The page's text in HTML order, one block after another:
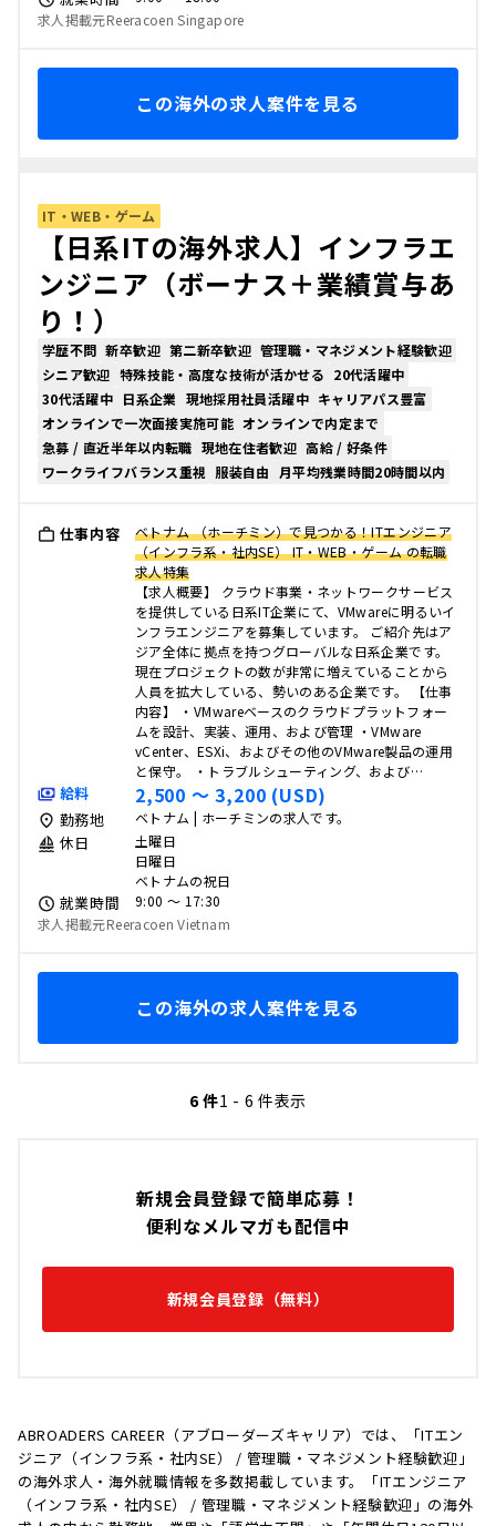
新規会員登録で簡単応募！
便利なメルマガも配信中
新規会員登録（無料）
ABROADERS CAREER（アブローダーズキャリア）では、「ITエン
ジニア（インフラ系・社内SE） / 管理職・マネジメント経験歓迎」
の海外求人・海外就職情報を多数掲載しています。「ITエンジニア
（インフラ系・社内SE） / 管理職・マネジメント経験歓迎」の海外
求人掲載元Reeracoen Singapore
この海外の求人案件を見る
IT・WEB・ゲーム
【日系ITの海外求人】インフラエ
ンジニア（ボーナス＋業績賞与あ
り！）
学歴不問 新卒歓迎 第二新卒歓迎 管理職・マネジメント経験歓迎
シニア歓迎 特殊技能・高度な技術が活かせる 20代活躍中
30代活躍中 日系企業 現地採用社員活躍中 キャリアパス豊富
オンラインで一次面接実施可能 オンラインで内定まで
急募 / 直近半年以内転職 現地在住者歓迎 高給 / 好条件
ワークライフバランス重視 服装自由 月平均残業時間20時間以内
仕事内容
ベトナム （ホーチミン）で見つかる！ITエンジニア
（インフラ系・社内SE） IT・WEB・ゲーム の転職
求人特集
【求人概要】 クラウド事業・ネットワークサービス
を提供している日系IT企業にて、VMwareに明るいイ
ンフラエンジニアを募集しています。 ご紹介先はア
ジア全体に拠点を持つグローバルな日系企業です。
現在プロジェクトの数が非常に増えていることから
人員を拡大している、勢いのある企業です。 【仕事
内容】 ・VMwareベースのクラウドプラットフォー
ムを設計、実装、運用、および管理 ・VMware
vCenter、ESXi、およびその他のVMware製品の運用
と保守。 ・トラブルシューティング、および…
給料 2,500 〜 3,200 (USD)
勤務地 ベトナム | ホーチミンの求人です。
休日
土曜日
日曜日
ベトナムの祝日
就業時間
9:00 〜 17:30
求人掲載元Reeracoen Vietnam
この海外の求人案件を見る
6 件1 - 6 件表示